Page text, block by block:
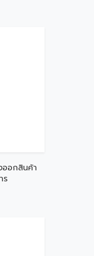
ออกสินค้า
ร